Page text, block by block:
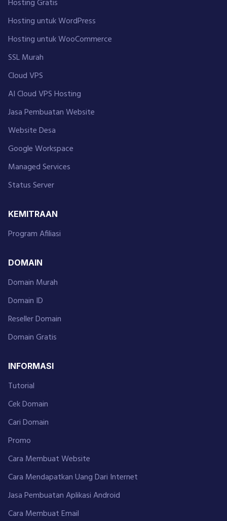
Hosting Gratis
Hosting untuk WordPress
Hosting untuk WooCommerce
SSL Murah
Cloud VPS
AI Cloud VPS Hosting
Jasa Pembuatan Website
Website Desa
Google Workspace
Managed Services
Status Server
KEMITRAAN
Program Afiliasi
DOMAIN
Domain Murah
Domain ID
Reseller Domain
Domain Gratis
INFORMASI
Tutorial
Cek Domain
Cari Domain
Promo
Cara Membuat Website
Cara Mendapatkan Uang Dari Internet
Jasa Pembuatan Aplikasi Android
Cara Membuat Email